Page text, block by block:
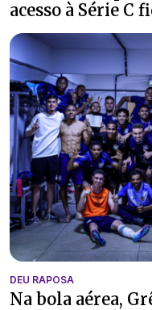
acesso à Série C
DEU RAPOSA
Na bola aérea,